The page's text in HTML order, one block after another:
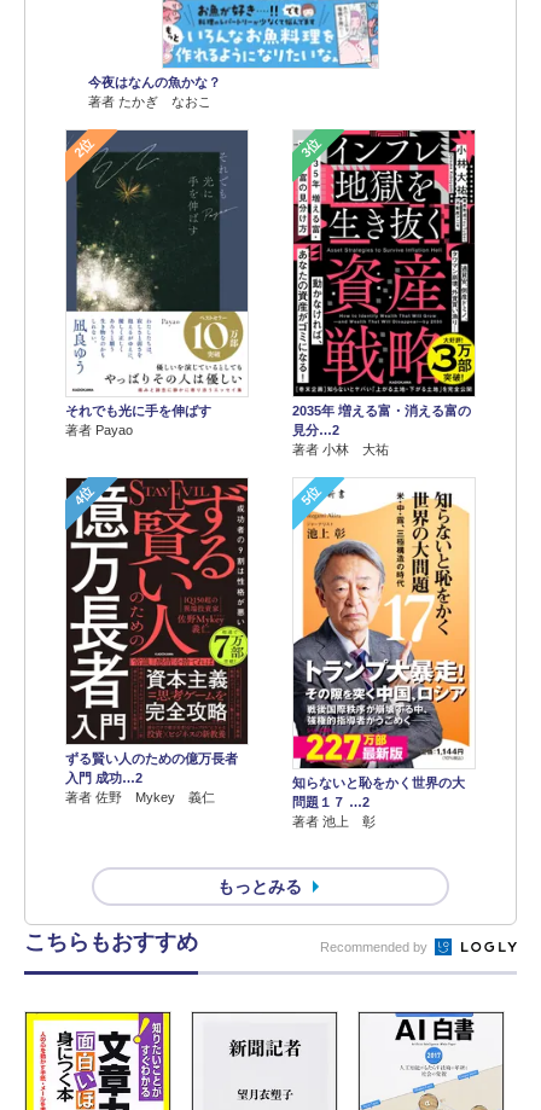
今夜はなんの魚かな？
著者 たかぎ なおこ
2位
それでも光に手を伸ばす
著者 Payao
3位
2035年 増える富・消える富の
見分…2
著者 小林 大祐
4位
ずる賢い人のための億万長者
入門 成功…2
著者 佐野 Mykey 義仁
5位
知らないと恥をかく世界の大
問題１７ …2
著者 池上 彰
もっとみる
こちらもおすすめ Recommended by